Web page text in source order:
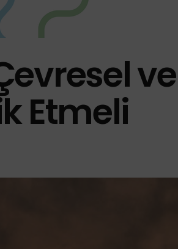
Etmeli